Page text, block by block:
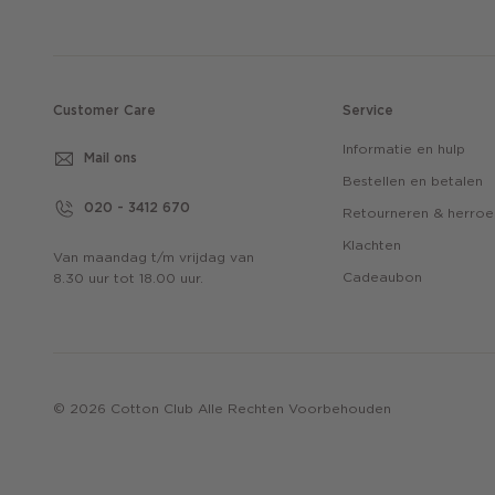
Customer Care
Mail ons
020 - 3412 670
Van maandag t/m vrijdag van
8.30 uur tot 18.00 uur.
Service
Informatie en hulp
Bestellen en betalen
Retourneren &
Klachten
Cadeaubon
© 2026 Cotton Club Alle Rechten Voorbehouden